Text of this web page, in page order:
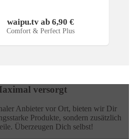
waipu.tv ab 6,90 €
Comfort & Perfect Plus
versorgt
Anbieter vor Ort, bieten wir Dir
Produkte, sondern zusätzlich
Überzeugen Dich selbst!